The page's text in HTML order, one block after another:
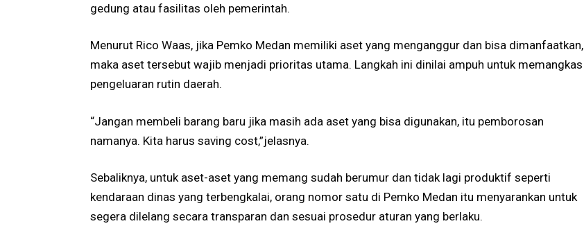
gedung atau fasilitas oleh pemerintah.
​Menurut Rico Waas, jika Pemko Medan memiliki aset yang menganggur dan bisa dimanfaatkan,
maka aset tersebut wajib menjadi prioritas utama. Langkah ini dinilai ampuh untuk memangkas
pengeluaran rutin daerah.
“Jangan membeli barang baru jika masih ada aset yang bisa digunakan, itu pemborosan
namanya. Kita harus saving cost,”jelasnya.
​Sebaliknya, untuk aset-aset yang memang sudah berumur dan tidak lagi produktif seperti
kendaraan dinas yang terbengkalai, orang nomor satu di Pemko Medan itu menyarankan untuk
segera dilelang secara transparan dan sesuai prosedur aturan yang berlaku.